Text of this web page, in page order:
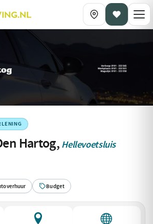
Hartog, Hellevoetsluis
Budget